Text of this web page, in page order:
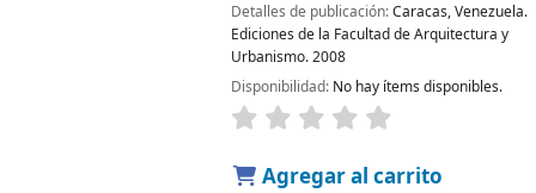
Detalles de publicación:Caracas, Venezuela.
Ediciones de la Facultad de Arquitectura y
Urbanismo.2008
Disponibilidad: No hay ítems disponibles.
Agregar al carrito